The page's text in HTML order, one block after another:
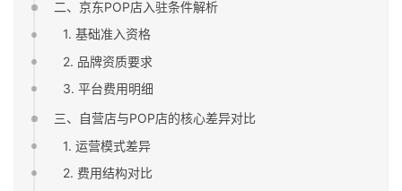
二、京东POP店入驻条件解析
1. 基础准入资格
2. 品牌资质要求
3. 平台费用明细
三、自营店与POP店的核心差异对比
1. 运营模式差异
2. 费用结构对比